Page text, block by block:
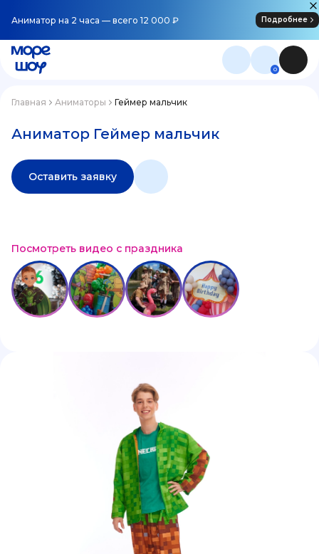
Аниматор на 2 часа — всего 12 000 ₽ Подробнее
0
Главная Аниматоры Геймер мальчик
Аниматор Геймер мальчик
Оставить заявку
Посмотреть видео с праздника